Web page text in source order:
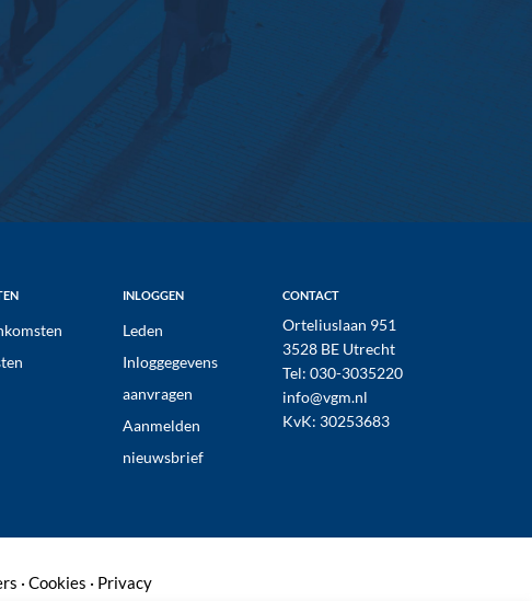
INLOGGEN
Leden
Inloggegevens
aanvragen
Aanmelden
nieuwsbrief
CONTACT
Orteliuslaan 951
3528 BE Utrecht
Tel: 030-3035220
info@vgm.nl
KvK: 30253683
· Cookies · Privacy